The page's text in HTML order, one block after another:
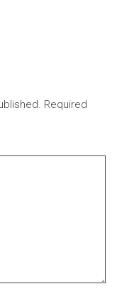
Required